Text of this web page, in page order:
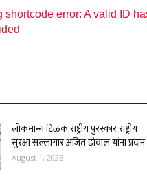
shortcode error: A valid ID
लोकमान्य टिळक राष्ट्रीय पुरस्कार राष्ट्रीय
सुरक्षा सल्लागार अजित डोवाल यांना प्रदान
August 1, 2026